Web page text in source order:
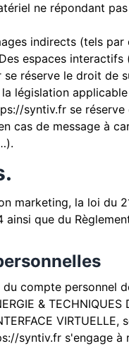
ne répondant
indirects (tels
espaces
se réserve le droit de
législation
syntiv.fr se
cas de message à
marketing, la loi du
que du
compte personnel
& TECHNIQUES
syntiv.fr s'engage à